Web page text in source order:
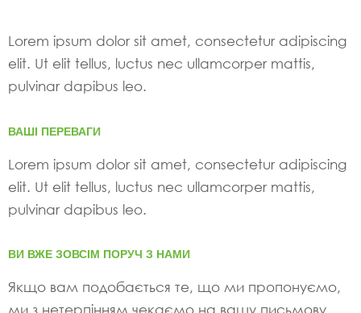
Lorem ipsum dolor sit amet, consectetur adipiscing
elit. Ut elit tellus, luctus nec ullamcorper mattis,
pulvinar dapibus leo.
ВАШІ ПЕРЕВАГИ
Lorem ipsum dolor sit amet, consectetur adipiscing
elit. Ut elit tellus, luctus nec ullamcorper mattis,
pulvinar dapibus leo.
ВИ ВЖЕ ЗОВСІМ ПОРУЧ З НАМИ
Якщо вам подобається те, що ми пропонуємо,
ми з нетерпінням чекаємо на вашу письмову